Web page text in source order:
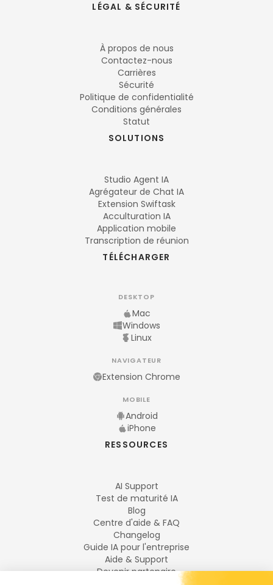
LÉGAL & SÉCURITÉ
À propos de nous
Contactez-nous
Carrières
Sécurité
Politique de confidentialité
Conditions générales
Statut
SOLUTIONS
Studio Agent IA
Agrégateur de Chat IA
Extension Swiftask
Acculturation IA
Application mobile
Transcription de réunion
TÉLÉCHARGER
DESKTOP
Mac
Windows
Linux
NAVIGATEUR
Extension Chrome
MOBILE
Android
iPhone
RESSOURCES
AI Support
Test de maturité IA
Blog
Centre d'aide & FAQ
Changelog
Guide IA pour l'entreprise
Aide & Support
Devenir partenaire